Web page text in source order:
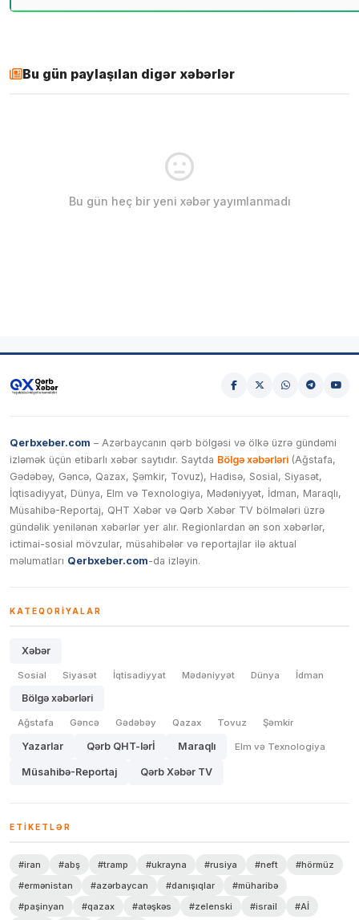
Bu gün paylaşılan digər xəbərlər
Bu gün heç bir yeni xəbər yayımlanmadı
Qerbxeber.com – Azərbaycanın qərb bölgəsi və ölkə üzrə gündəmi
izləmək üçün etibarlı xəbər saytıdır. Saytda Bölgə xəbərləri (Ağstafa,
Gədəbəy, Gəncə, Qazax, Şəmkir, Tovuz), Hadisə, Sosial, Siyasət,
İqtisadiyyat, Dünya, Elm və Texnologiya, Mədəniyyət, İdman, Maraqlı,
Müsahibə-Reportaj, QHT Xəbər və Qərb Xəbər TV bölmələri üzrə
gündəlik yenilənən xəbərlər yer alır. Regionlardan ən son xəbərlər,
ictimai-sosial mövzular, müsahibələr və reportajlar ilə aktual
məlumatları Qerbxeber.com-da izləyin.
KATEQORIYALAR
Xəbər
Sosial Siyasət İqtisadiyyat Mədəniyyət Dünya İdman
Bölgə xəbərləri
Ağstafa Gəncə Gədəbəy Qazax Tovuz Şəmkir
Yazarlar Qərb QHT-lərİ Maraqlı Elm və Texnologiya
Müsahibə-Reportaj Qərb Xəbər TV
ETIKETLƏR
#iran #abş #tramp #ukrayna #rusiya #neft
#hörmüz
#ermənistan
#azərbaycan #danışıqlar
#müharibə
#paşinyan
#qazax #atəşkəs #zelenski #israil #Aİ